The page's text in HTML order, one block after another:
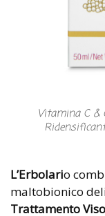
Vitamina C & Oro 24K Trattamento Viso Intensivo
L’Erbolario
maltobionico
Trattamento